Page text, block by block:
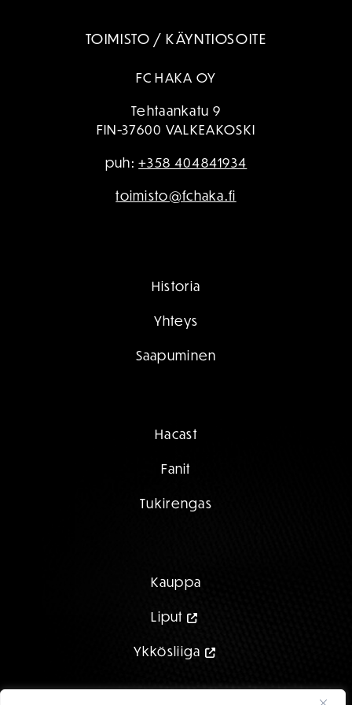
TOIMISTO / KÄYNTIOSOITE
FC HAKA OY
Tehtaankatu 9
FIN-37600 VALKEAKOSKI
puh:+358 404841934
toimisto@fchaka.fi
Historia
Yhteys
Saapuminen
Hacast
Fanit
Tukirengas
Kauppa
Liput
Ykkösliiga